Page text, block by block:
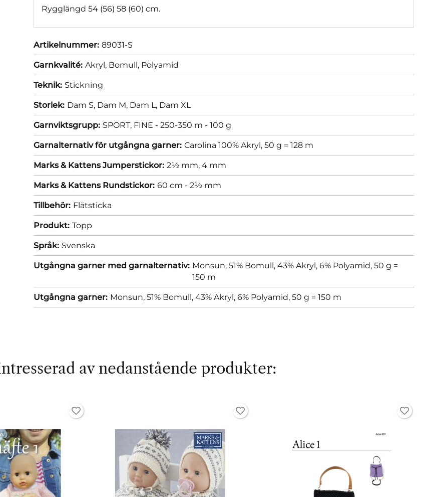
Rygglängd 54 (56) 58 (60) cm.
Artikelnummer: 89031-S
Garnkvalité: Akryl, Bomull, Polyamid
Teknik: Stickning
Storlek: Dam S, Dam M, Dam L, Dam XL
Garnviktsgrupp: SPORT, FINE - 250-350 m - 100 g
Garnalternativ för utgångna garner: Carolina 100% Akryl, 50 g = 128 m
Marks & Kattens Jumperstickor: 2½ mm, 4 mm
Marks & Kattens Rundstickor: 60 cm - 2½ mm
Tillbehör: Flätsticka
Produkt: Topp
Språk: Svenska
Utgångna garner med garnalternativ: Monsun, 51% Bomull, 43% Akryl, 6% Polyamid, 50 g =
150 m
Utgångna garner: Monsun, 51% Bomull, 43% Akryl, 6% Polyamid, 50 g = 150 m
av nedanstående produkter: